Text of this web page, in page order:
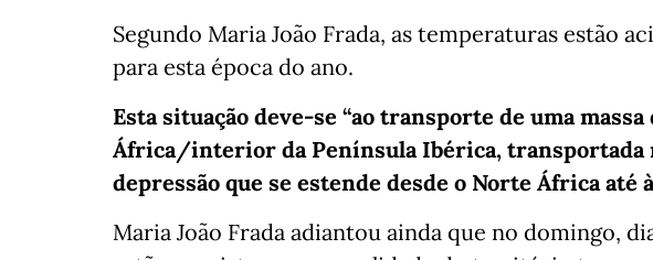
Segundo Maria João Frada, as temperaturas estão
para esta época do ano.
Esta situação deve-se “ao transporte de uma
África/interior da Península Ibérica, transportada
depressão que se estende desde o Norte África até
Maria João Frada adiantou ainda que no domingo,